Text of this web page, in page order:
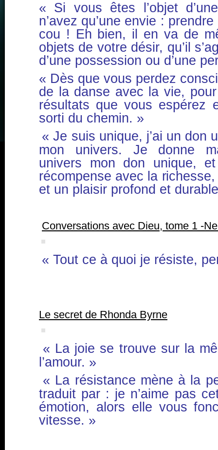
« Si vous êtes l’objet
n’avez qu’une envie :
cou ! Eh bien, il en va de
objets de votre désir, qu’il
d’une possession ou d’une
« Dès que vous perdez
de la danse avec la vie,
résultats que vous espérez
sorti du chemin. »
« Je suis unique, j’ai un don
mon univers. Je donne
univers mon don unique,
récompense avec la
et un plaisir profond et
Conversations avec Dieu, tome 1 -
« Tout ce à quoi je résiste,
Le secret de Rhonda Byrne
« La joie se trouve sur la
l’amour. »
« La résistance mène à la
traduit par : je n’aime pas
émotion, alors elle vous
vitesse. »